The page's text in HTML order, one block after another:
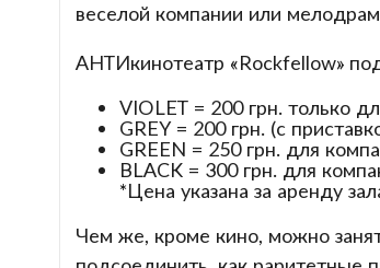
веселой компании или
АНТИкинотеатр «Rockfellow»
VIOLET = 200 грн. только
GREY = 200 грн. (с
GREEN = 250 грн. для
BLACK = 300 грн. для
*Цена указана за аренду
Чем же, кроме кино, можно